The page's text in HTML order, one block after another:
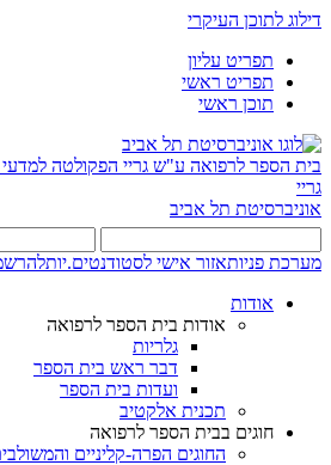
דילוג לתוכן העיקרי
תפריט עליון
תפריט ראשי
תוכן ראשי
בית הספר לרפואה ע"ש גריי הפקולטה
גריי
אוניברסיטת תל אביב
מערכת פניותאזור אישי לסטודנטים.יות
אודות
אודות בית הספר לרפואה
גלריות
דבר ראש בית הספר
ועדות בית הספר
תכנית אלקטיב
חוגים בבית הספר לרפואה
החוגים הפרה-קליניים